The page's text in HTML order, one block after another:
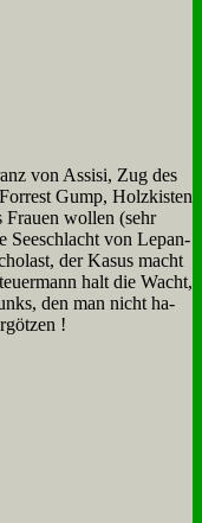
von As­si­si, Zug des
Gump, Holz­ki­sten
Frau­en wol­len (sehr
See­schlacht von Le­pan­
der Ka­sus macht
halt die Wacht,
den man nicht ha­
!